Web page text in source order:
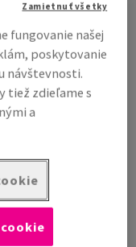
fungovanie našej
poskytovanie
návštevnosti.
tiež zdieľame s
a
Zamietnuť všetky